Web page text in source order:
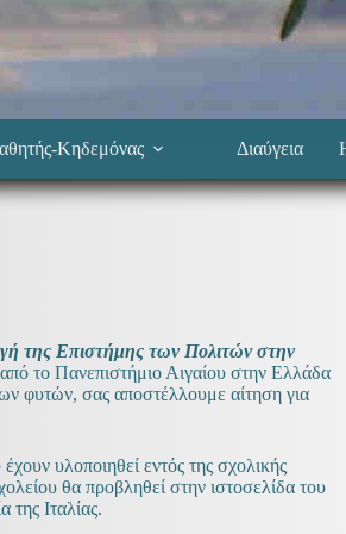
Κηδεμόνας Διαύγεια
της Επιστήμης των Πολιτών στην
από το Πανεπιστήμιο Αιγαίου στην Ελλάδα
φυτών, σας αποστέλλουμε αίτηση για
υλοποιηθεί εντός της σχολικής
θα προβληθεί στην ιστοσελίδα του
της Ιταλίας.